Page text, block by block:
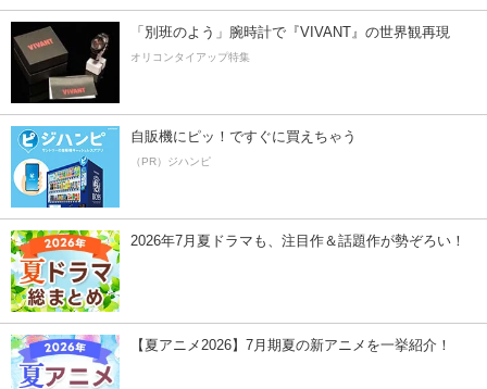
「別班のよう」腕時計で『VIVANT』の世界観再現
オリコンタイアップ特集
自販機にピッ！ですぐに買えちゃう
（PR）ジハンピ
2026年7月夏ドラマも、注目作＆話題作が勢ぞろい！
【夏アニメ2026】7月期夏の新アニメを一挙紹介！